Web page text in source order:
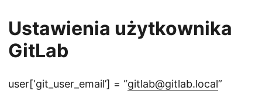
Ustawienia użytkownika
GitLab
user[‘git_user_email’] = “gitlab@gitlab.local”